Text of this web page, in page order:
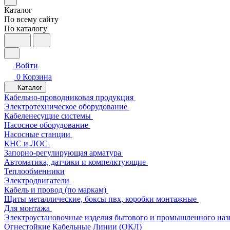
Каталог
По всему сайту
По каталогу
Войти
0 Корзина
Каталог
Кабельно-проводниковая продукция
Электротехническое оборудование
Кабеленесущие системы
Насосное оборудование
Насосные станции
КНС и ЛОС
Запорно-регулирующая арматура
Автоматика, датчики и компелктующие
Теплообменники
Электродвигатели
Кабель и провод (по маркам)
Щиты металлические, боксы пвх, коробки монтажные
Для монтажа
Электроустановочные изделия бытового и промышленного
Огнестойкие Кабельные Линии (ОКЛ)